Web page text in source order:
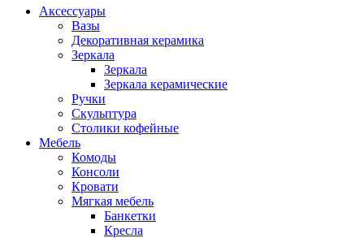
Аксессуары
Вазы
Декоративная керамика
Зеркала
Зеркала
Зеркала керамические
Ручки
Скульптура
Столики кофейные
Мебель
Комоды
Консоли
Кровати
Мягкая мебель
Банкетки
Кресла